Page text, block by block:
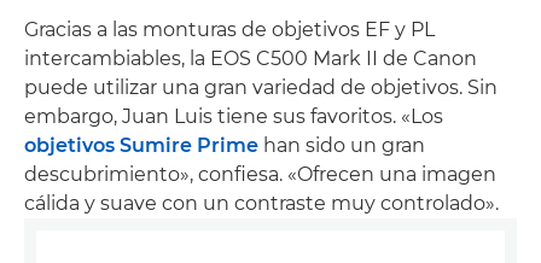
Gracias a las monturas de objetivos EF y PL
intercambiables, la EOS C500 Mark II de Canon
puede utilizar una gran variedad de objetivos. Sin
embargo, Juan Luis tiene sus favoritos. «Los
objetivos Sumire Prime han sido un gran
descubrimiento», confiesa. «Ofrecen una imagen
cálida y suave con un contraste muy controlado».